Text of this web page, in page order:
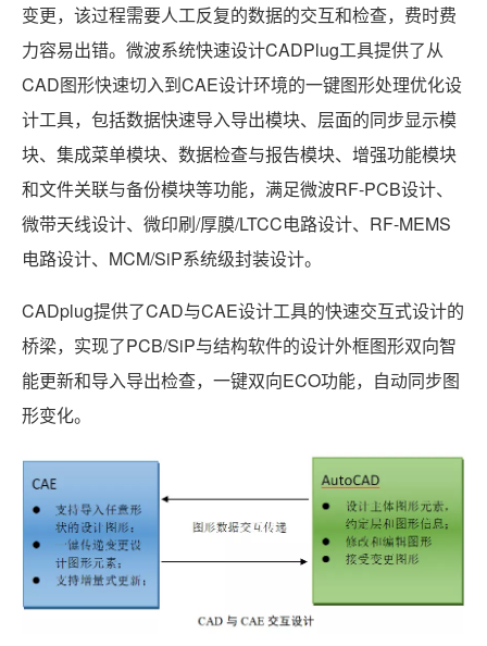
变更，该过程需要人工反复的数据的交互和检查，费时费
力容易出错。微波系统快速设计CADPlug工具提供了从
CAD图形快速切入到CAE设计环境的一键图形处理优化设
计工具，包括数据快速导入导出模块、层面的同步显示模
块、集成菜单模块、数据检查与报告模块、增强功能模块
和文件关联与备份模块等功能，满足微波RF-PCB设计、
微带天线设计、微印刷/厚膜/LTCC电路设计、RF-MEMS
电路设计、MCM/SiP系统级封装设计。
CADplug提供了CAD与CAE设计工具的快速交互式设计的
桥梁，实现了PCB/SiP与结构软件的设计外框图形双向智
能更新和导入导出检查，一键双向ECO功能，自动同步图
形变化。